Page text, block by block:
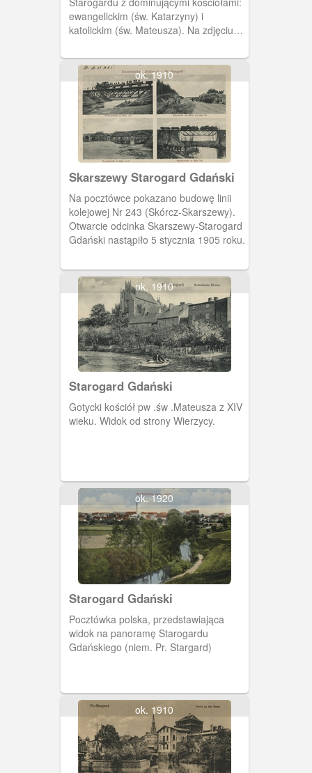
ewangelickim (św. Katarzyny) i
katolickim (św. Mateusza). Na zdjęciu
ok. 1910
Skarszewy Starogard Gdański
Na pocztówce pokazano budowę linii
kolejowej Nr 243 (Skórcz-Skarszewy).
Otwarcie odcinka Skarszewy-Starogard
Gdański nastąpiło 5 stycznia 1905 roku.
ok. 1910
Starogard Gdański
Gotycki kościół pw .św .Mateusza z XIV
wieku. Widok od strony Wierzycy.
ok. 1920
Starogard Gdański
Pocztówka polska, przedstawiająca
widok na panoramę Starogardu
Gdańskiego (niem. Pr. Stargard)
ok. 1910